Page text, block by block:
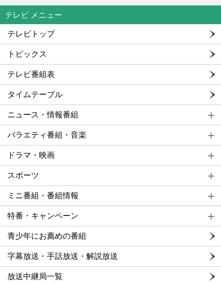
テレビ メニュー
テレビトップ
トピックス
テレビ番組表
タイムテーブル
ニュース・情報番組
バラエティ番組・音楽
ドラマ・映画
スポーツ
ミニ番組・番組情報
特番・キャンペーン
青少年にお薦めの番組
字幕放送・手話放送・解説放送
放送中継局一覧